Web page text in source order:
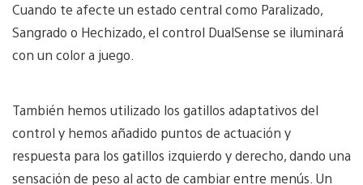
Cuando te afecte un estado central como Paralizado,
Sangrado o Hechizado, el control DualSense se iluminará
con un color a juego.
También hemos utilizado los gatillos adaptativos del
control y hemos añadido puntos de actuación y
respuesta para los gatillos izquierdo y derecho, dando una
sensación de peso al acto de cambiar entre menús. Un